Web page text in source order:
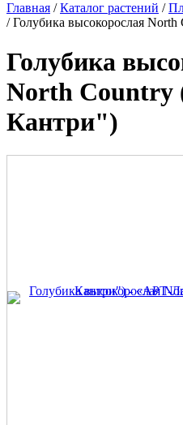
Главная /Каталог растений /
/ Голубика высокорослая
Голубика
North
Кантри")